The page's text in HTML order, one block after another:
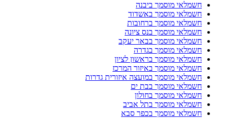
חשמלאי מוסמך ביבנה
חשמלאי מוסמך באשדוד
חשמלאי מוסמך ברחובות
חשמלאי מוסמך בנס ציונה
חשמלאי מוסמך בבאר יעקב
חשמלאי מוסמך בגדרה
חשמלאי מוסמך בראשון לציון
חשמלאי מוסמך באיזור המרכז
חשמלאי מוסמך במועצה איזורית גדרות
חשמלאי מוסמך בבת ים
חשמלאי מוסמך בחולון
חשמלאי מוסמך בתל אביב
חשמלאי מוסמך בכפר סבא